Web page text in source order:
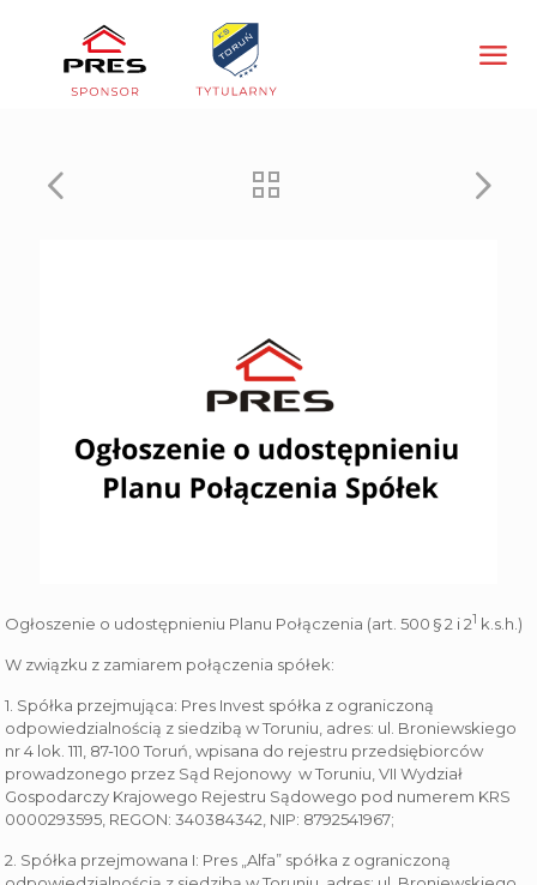
Ogłoszenie o udostępnieniu Planu Połączenia (art. 500 § 2 i 21 k.s.h.)
W związku z zamiarem połączenia spółek:
1. Spółka przejmująca: Pres Invest spółka z ograniczoną
odpowiedzialnością z siedzibą w Toruniu, adres: ul. Broniewskiego
nr 4 lok. 111, 87-100 Toruń, wpisana do rejestru przedsiębiorców
prowadzonego przez Sąd Rejonowy w Toruniu, VII Wydział
Gospodarczy Krajowego Rejestru Sądowego pod numerem KRS
0000293595, REGON: 340384342, NIP: 8792541967;
2. Spółka przejmowana I: Pres „Alfa” spółka z ograniczoną